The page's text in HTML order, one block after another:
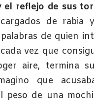
el reflejo de sus
de rabia
de quien
vez que
aire, termina
que
peso de una